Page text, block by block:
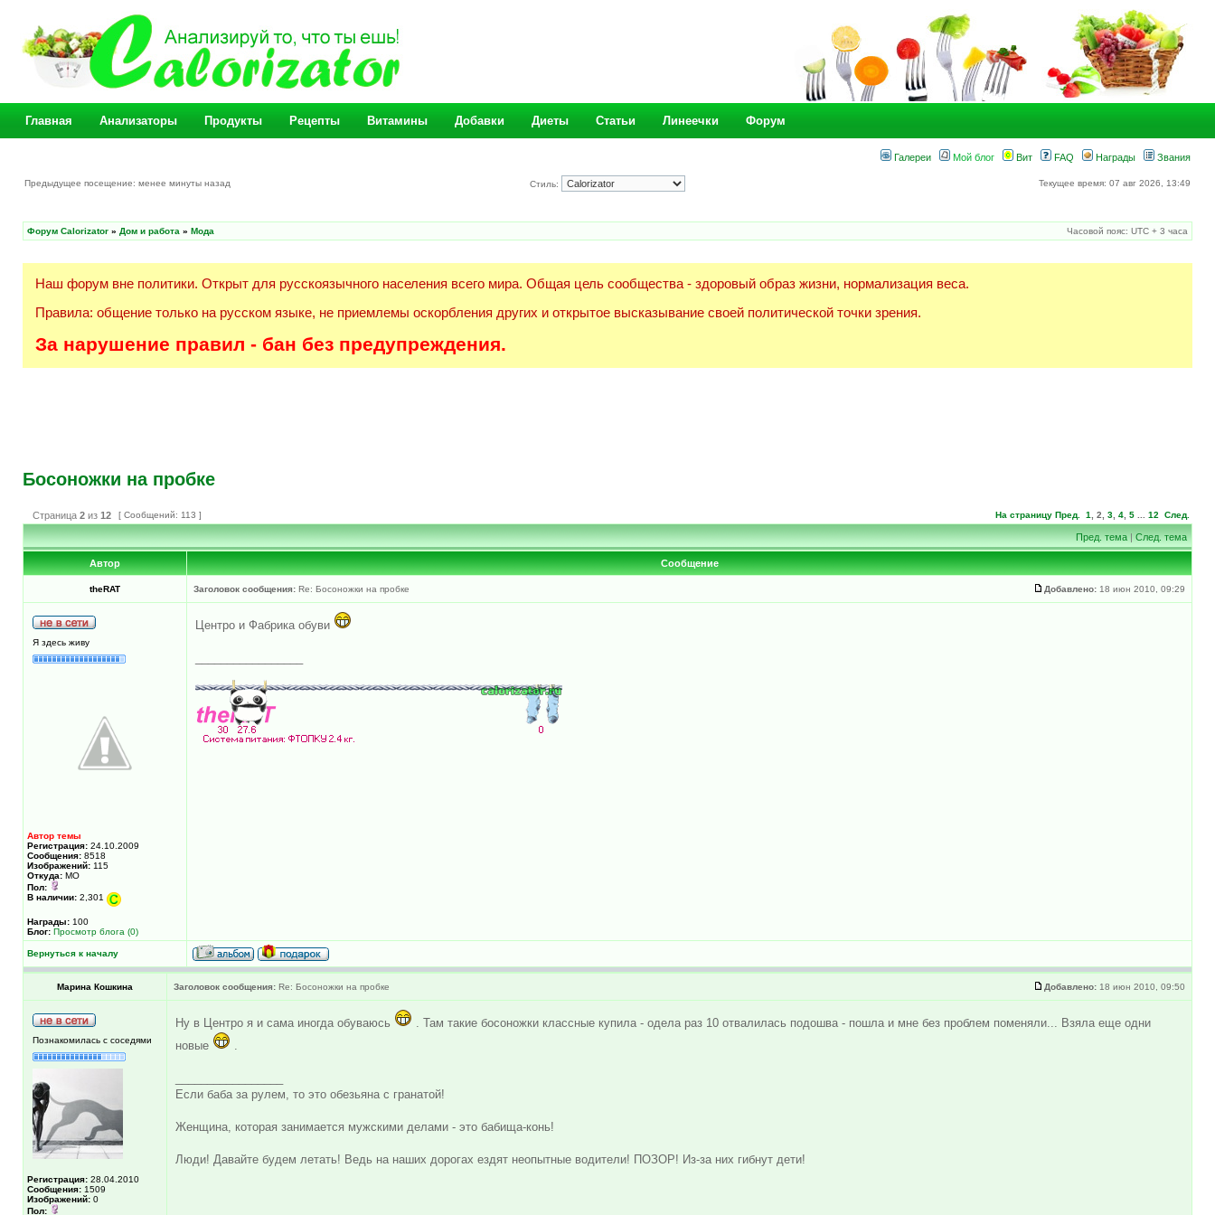
Главная Анализаторы Продукты Рецепты Витамины Добавки Диеты Статьи Линеечки Форум
Галереи Мой блог Вит FAQ Награды Звания
Предыдущее посещение: менее минуты назад Стиль: Текущее время: 07 авг 2026, 13:49
Форум Calorizator » Дом и работа » Мода Часовой пояс: UTC + 3 часа
Наш форум вне политики. Открыт для русскоязычного населения всего мира. Общая цель сообщества - здоровый образ жизни, нормализация веса.
Правила: общение только на русском языке, не приемлемы оскорбления других и открытое высказывание своей политической точки зрения.
За нарушение правил - бан без предупреждения.
Босоножки на пробке
Страница 2 из 12 [ Сообщений: 113 ] На страницу Пред. 1 2 3 4 5 12 След.
Пред. тема|След. тема
Автор Сообщение
theRAT Заголовок сообщения: Re: Босоножки на пробке Добавлено: 18 июн 2010, 09:29
Я здесь живу
Автор темы
Регистрация: 24.10.2009
Сообщения: 8518
Изображений: 115
Откуда: МО
Пол:
В наличии: 2,301
Награды: 100
Блог: Просмотр блога (0)
Центро и Фабрика обуви
Вернуться к началу
Марина Кошкина Заголовок сообщения: Re: Босоножки на пробке Добавлено: 18 июн 2010, 09:50
Познакомилась с соседями
Регистрация: 28.04.2010
Сообщения: 1509
Изображений: 0
Пол:
Ну в Центро я и сама иногда обуваюсь
. Там такие босоножки классные купила - одела раз 10 отвалилась подошва - пошла и мне без проблем поменяли... Взяла еще одни
новые
Если баба за рулем, то это обезьяна с гранатой!
Женщина, которая занимается мужскими делами - это бабища-конь!
Люди! Давайте будем летать! Ведь на наших дорогах ездят неопытные водители! ПОЗОР! Из-за них гибнут дети!